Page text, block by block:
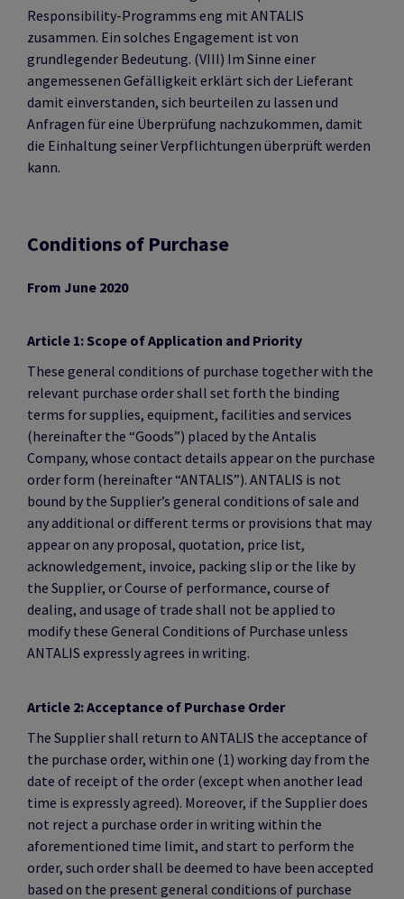
Responsibility-Programms eng mit ANTALIS
zusammen. Ein solches Engagement ist von
grundlegender Bedeutung. (VIII) Im Sinne einer
angemessenen Gefälligkeit erklärt sich der Lieferant
damit einverstanden, sich beurteilen zu lassen und
Anfragen für eine Überprüfung nachzukommen, damit
die Einhaltung seiner Verpflichtungen überprüft werden
kann.
Conditions of Purchase
From June 2020
Article 1: Scope of Application and Priority
These general conditions of purchase together with the
relevant purchase order shall set forth the binding
terms for supplies, equipment, facilities and services
(hereinafter the “Goods”) placed by the Antalis
Company, whose contact details appear on the purchase
order form (hereinafter “ANTALIS”). ANTALIS is not
bound by the Supplier’s general conditions of sale and
any additional or different terms or provisions that may
appear on any proposal, quotation, price list,
acknowledgement, invoice, packing slip or the like by
the Supplier, or Course of performance, course of
dealing, and usage of trade shall not be applied to
modify these General Conditions of Purchase unless
ANTALIS expressly agrees in writing.
Article 2: Acceptance of Purchase Order
The Supplier shall return to ANTALIS the acceptance of
the purchase order, within one (1) working day from the
date of receipt of the order (except when another lead
time is expressly agreed). Moreover, if the Supplier does
not reject a purchase order in writing within the
aforementioned time limit, and start to perform the
order, such order shall be deemed to have been accepted
based on the present general conditions of purchase